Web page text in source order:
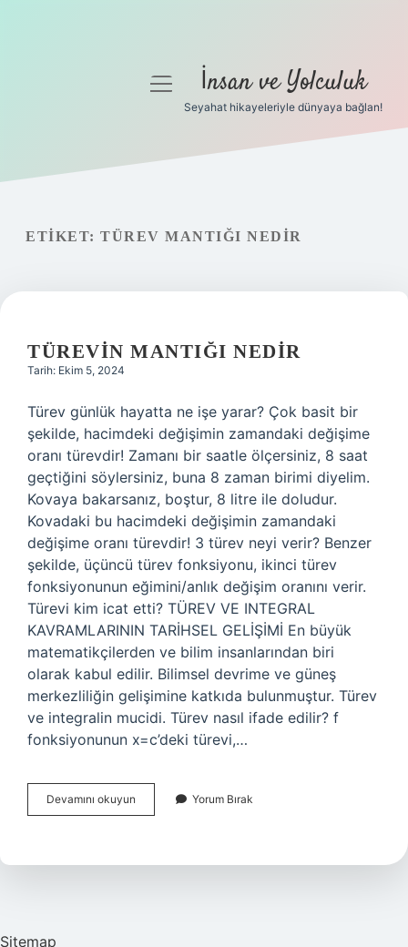
Gizlilik Politikası
menüyü İnsan ve Yolculuk
Seyahat hikayeleriyle dünyaya bağlan!
ETIKET: TÜREV MANTIĞI NEDIR
TÜREVIN MANTIĞI NEDIR
Tarih: Ekim 5, 2024
Türev günlük hayatta ne işe yarar? Çok basit bir
şekilde, hacimdeki değişimin zamandaki değişime
oranı türevdir! Zamanı bir saatle ölçersiniz, 8 saat
geçtiğini söylersiniz, buna 8 zaman birimi diyelim.
Kovaya bakarsanız, boştur, 8 litre ile doludur.
Kovadaki bu hacimdeki değişimin zamandaki
değişime oranı türevdir! 3 türev neyi verir? Benzer
şekilde, üçüncü türev fonksiyonu, ikinci türev
fonksiyonunun eğimini/anlık değişim oranını verir.
Türevi kim icat etti? TÜREV VE INTEGRAL
KAVRAMLARININ TARİHSEL GELİŞİMİ En büyük
matematikçilerden ve bilim insanlarından biri
olarak kabul edilir. Bilimsel devrime ve güneş
merkezliliğin gelişimine katkıda bulunmuştur. Türev
ve integralin mucidi. Türev nasıl ifade edilir? f
fonksiyonunun x=c’deki türevi,…
Devamını okuyun
Mantığı
Yorum Bırak
Sitemap